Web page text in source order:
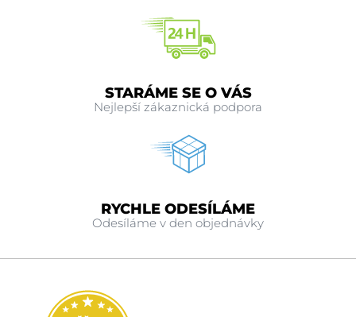
STARÁME SE O VÁS
Nejlepší zákaznická podpora
RYCHLE ODESÍLÁME
Odesíláme v den objednávky